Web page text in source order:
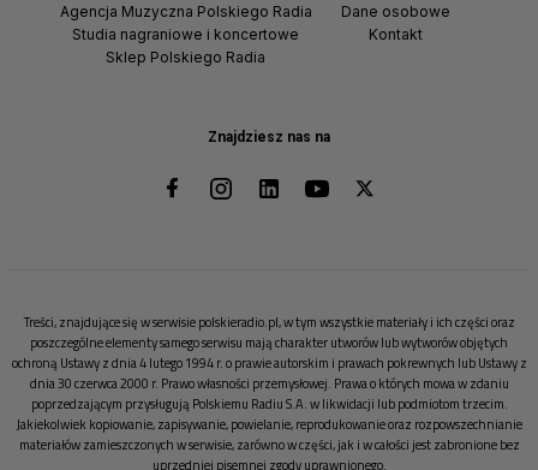
Znajdziesz nas na
Agencja Muzyczna Polskiego Radia
Studia nagraniowe i koncertowe
Sklep Polskiego Radia
Dane osobowe
Kontakt
Treści, znajdujące się w serwisie polskieradio.pl, w tym wszystkie materiały i ich części oraz
poszczególne elementy samego serwisu mają charakter utworów lub wytworów objętych
ochroną Ustawy z dnia 4 lutego 1994 r. o prawie autorskim i prawach pokrewnych lub Ustawy z
dnia 30 czerwca 2000 r. Prawo własności przemysłowej. Prawa o których mowa w zdaniu
poprzedzającym przysługują Polskiemu Radiu S.A. w likwidacji lub podmiotom trzecim.
Jakiekolwiek kopiowanie, zapisywanie, powielanie, reprodukowanie oraz rozpowszechnianie
materiałów zamieszczonych w serwisie, zarówno w części, jak i w całości jest zabronione bez
uprzedniej pisemnej zgody uprawnionego.